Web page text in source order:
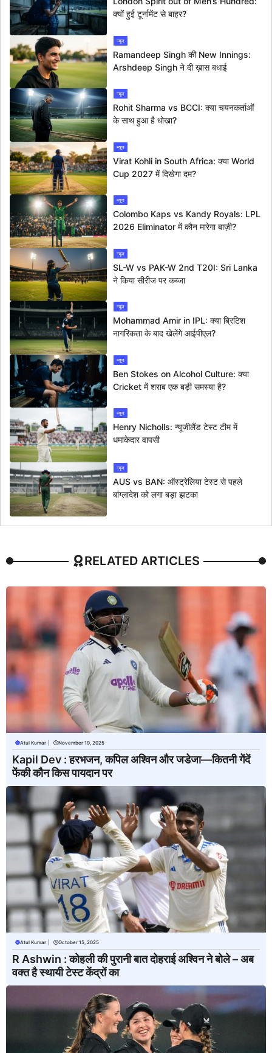
क्यों हुई टूर्नामेंट से बाहर?
न्यूज
Ramandeep Singh की New Innings:
Arshdeep Singh ने दी ख़ास बधाई
न्यूज
Rohit Sharma vs BCCI: क्या चयनकर्ताओं
के साथ हुआ है धोखा?
न्यूज
Virat Kohli in South Africa: क्या World
Cup 2027 में दिखेगा दम?
न्यूज
Colombo Kaps vs Kandy Royals: LPL
2026 Eliminator में कौन मारेगा बाज़ी?
न्यूज
SL-W vs PAK-W 2nd T20I: Sri Lanka
ने किया सीरीज पर कब्जा
न्यूज
Mohammad Amir in IPL: क्या ब्रिटिश
नागरिकता के बाद खेलेंगे आईपीएल?
न्यूज
Ben Stokes on Alcohol Culture: क्या
Cricket में शराब एक बड़ी समस्या है?
न्यूज
Henry Nicholls: न्यूजीलैंड टेस्ट टीम में
धमाकेदार वापसी
न्यूज
AUS vs BAN: ऑस्ट्रेलिया टेस्ट से पहले
बांग्लादेश को लगा बड़ा झटका
RELATED ARTICLES
Atul Kumar November 19, 2025
Kapil Dev : हरभजन, कपिल अश्विन और जडेजा—कितनी गेंदें
फेंकी कौन किस पायदान पर
Atul Kumar October 15, 2025
R Ashwin : कोहली की पुरानी बात दोहराई अश्विन ने बोले – अब
वक्त है स्थायी टेस्ट केंद्रों का